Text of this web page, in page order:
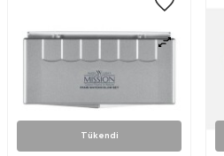
Tükendi